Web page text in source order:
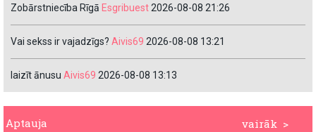
Zobārstniecība Rīgā Esgribuest2026-08-08 21:26
Vai sekss ir vajadzīgs? Aivis69 2026-08-08 13:21
laizīt ānusu Aivis69 2026-08-08 13:13
vairāk >
Aptauja